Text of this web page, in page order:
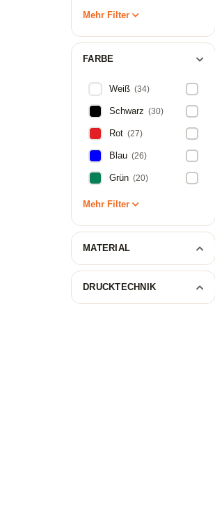
Mehr Filter
FARBE
Weiß (34)
Schwarz (30)
Rot (27)
Blau (26)
Grün (20)
Mehr Filter
MATERIAL
DRUCKTECHNIK